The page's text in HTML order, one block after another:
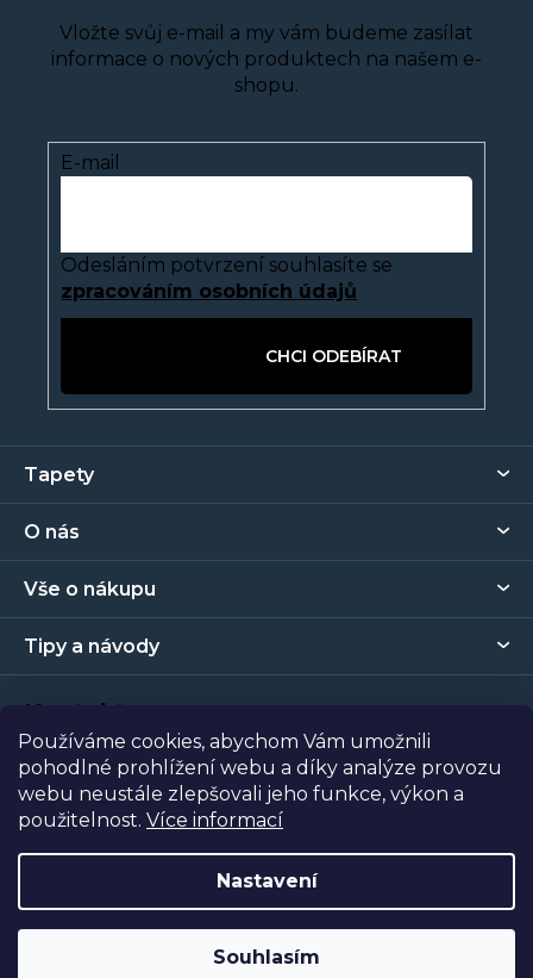
Používáme cookies, abychom Vám umožnili
pohodlné prohlížení webu a díky analýze provozu
webu neustále zlepšovali jeho funkce, výkon a
použitelnost. Více informací
Nastavení
Souhlasím
Vložte svůj e-mail a my vám budeme zasílat
informace o nových produktech na našem e-
shopu.
E-mail
Odesláním potvrzení souhlasíte se
zpracováním osobních údajů
a
í
Tapety
O nás
Vše o nákupu
Tipy a návody
Kontakt
Prodejna
Vytvořil Shoptet| NakódovalShopcode
Copyright 2026Tapety Metro Florenc. Všechna práva
vyhrazena.